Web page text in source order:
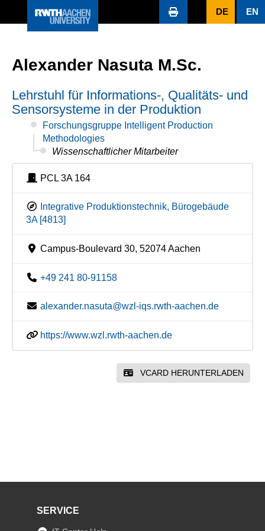
DE EN
Alexander Nasuta M.Sc.
Lehrstuhl für Informations-, Qualitäts- und
Sensorsysteme in der Produktion
Forschungsgruppe Intelligent Production
Methodologies
Wissenschaftlicher Mitarbeiter
PCL 3A 164
Integrative Produktionstechnik, Bürogebäude
3A [4813]
Campus-Boulevard 30, 52074 Aachen
+49 241 80-91158
alexander.nasuta@wzl-iqs.rwth-aachen.de
https://www.wzl.rwth-aachen.de
VCARD HERUNTERLADEN
SERVICE